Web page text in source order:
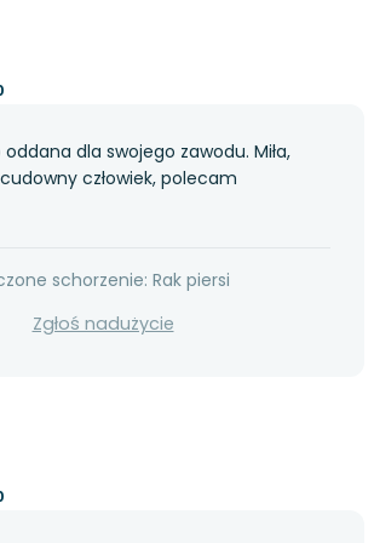
dla swojego zawodu. Miła,
człowiek, polecam
schorzenie: Rak piersi
Zgłoś nadużycie